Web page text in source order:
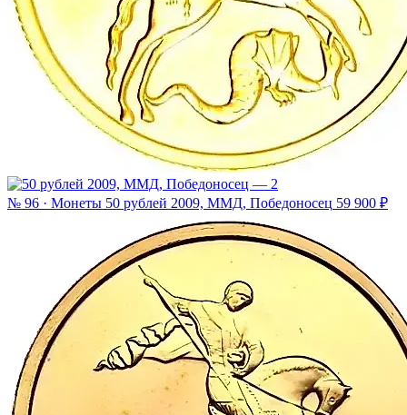
№ 96 · Монеты 50 рублей 2009, ММД, Победоносец 59 900 ₽